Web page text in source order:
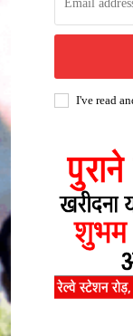
I've read